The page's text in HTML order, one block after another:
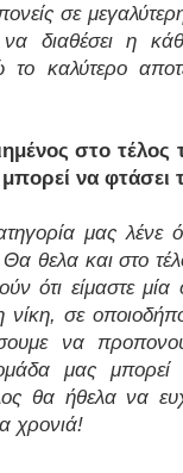
σε
διαθέσει η
το καλύτερο
στο
να φτάσει
μας λένε
Θα θελα και στο
ότι είμαστε
σε
να
μας μπορεί
θα ήθελα να
χρονιά!